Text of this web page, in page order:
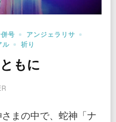
号
アンジェラリサ
ル 祈り
もに
まの中で、蛇神「ナ